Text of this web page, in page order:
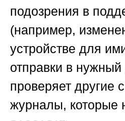
подозрения в
(например,
устройстве для
отправки в нужный
проверяет другие
журналы, которые